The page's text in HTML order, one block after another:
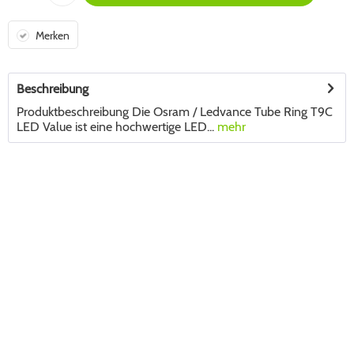
Merken
Beschreibung
Produktbeschreibung Die Osram / Ledvance Tube Ring T9C
LED Value ist eine hochwertige LED... mehr